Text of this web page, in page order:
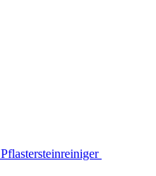
Pflastersteinreiniger